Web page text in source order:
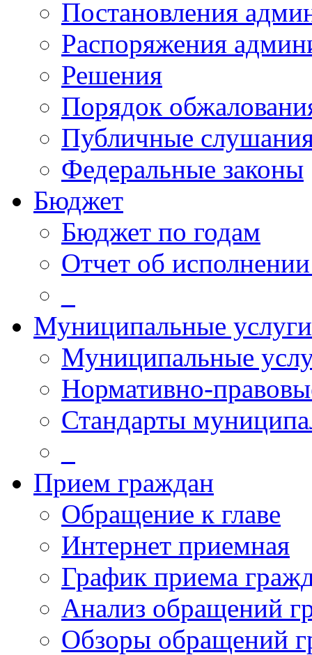
Постановления
Распоряжения
Решения
Порядок
Публичные
Федеральные законы
Бюджет
Бюджет по годам
Отчет об
Муниципальные услуги
Муниципальные
Нормативно-
Стандарты
Прием граждан
Обращение к главе
Интернет приемная
График приема
Анализ обращений
Обзоры обращений